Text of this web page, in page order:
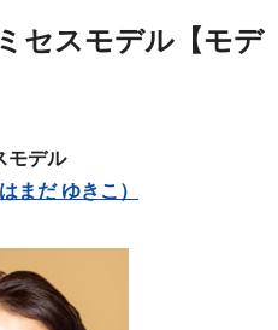
セスモデル【モデ
モデル
まだ ゆきこ）